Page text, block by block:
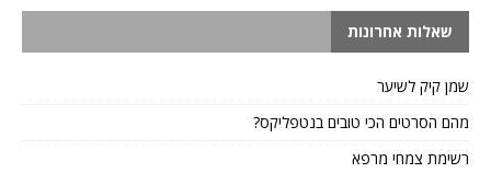
שאלות אחרונות
שמן קיק לשיער
מהם הסרטים הכי טובים בנטפליקס?
רשימת צמחי מרפא